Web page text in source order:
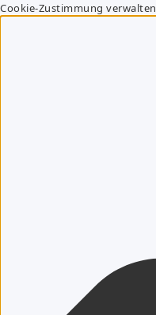
Cookie-Zustimmung verwalten